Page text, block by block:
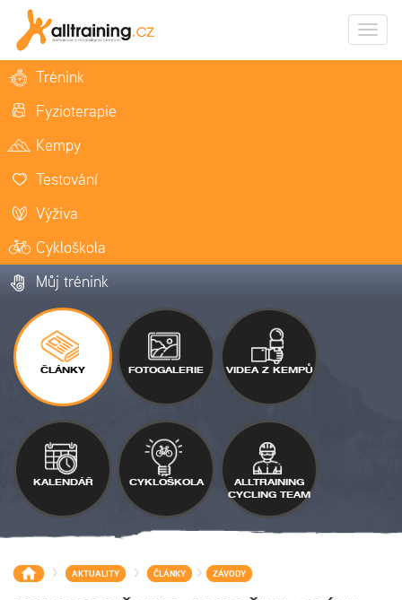
Trénink
Fyzioterapie
Kempy
Testování
Výživa
Cykloškola
Můj trénink
ČLÁNKY FOTOGALERIE VIDEA Z KEMPŮ
KALENDÁŘ CYKLOŠKOLA
ALLTRAINING
CYCLING TEAM
> AKTUALITY > ČLÁNKY > ZÁVODY